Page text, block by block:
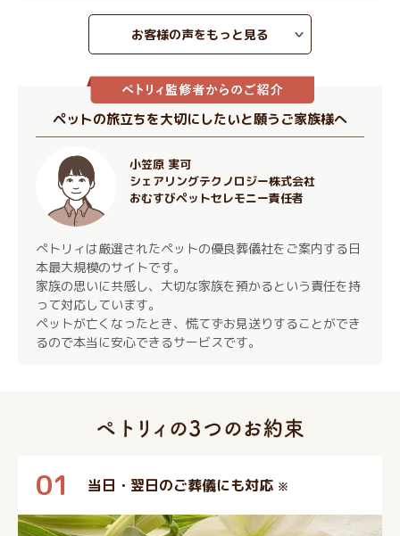
お客様の声をもっと見る
ペットの旅立ちを大切にしたいと願うご家族様へ
小笠原 実可
シェアリングテクノロジー株式会社
おむすびペットセレモニー責任者
ぺトリィは厳選されたペットの優良葬儀社をご案内する日
本最大規模のサイトです。
家族の思いに共感し、大切な家族を預かるという責任を持
って対応しています。
ペットが亡くなったとき、慌てずお見送りすることができ
るので本当に安心できるサービスです。
01 当日・翌日のご葬儀にも対応 ※